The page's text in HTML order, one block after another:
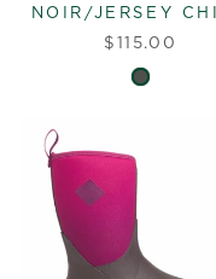
NOIR/JERSEY
$115.00